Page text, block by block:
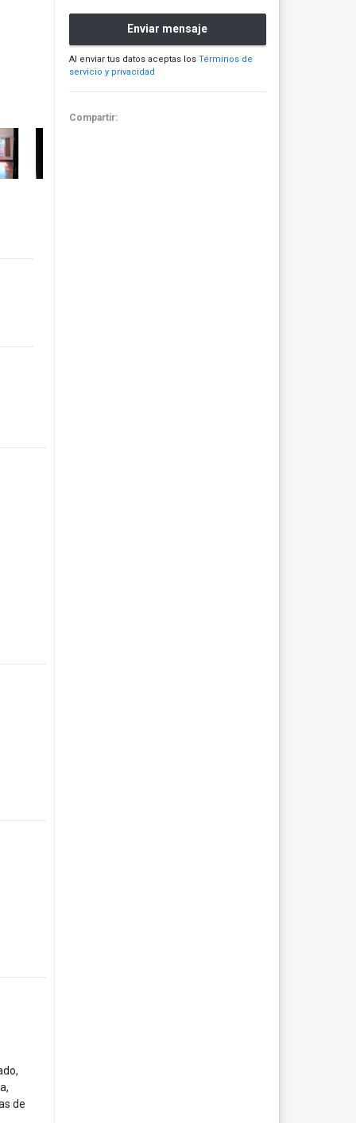
de
Enviar mensaje
Al enviar tus datos aceptas los Términos de
servicio y privacidad
Compartir: